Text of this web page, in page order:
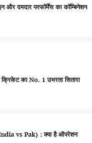
और दमदार परफॉर्मेंस का कॉम्बिनेशन
का No. 1 उभरता सितारा